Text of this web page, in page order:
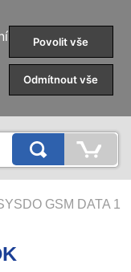
GSM DATA 1
Povolit vše
Odmítnout vše